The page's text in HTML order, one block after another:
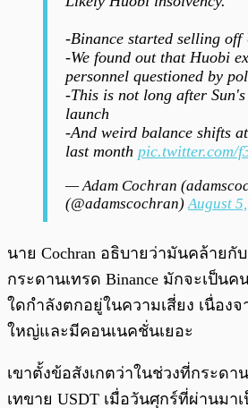
-Binance started selling off
-We found out that Huobi
personnel questioned by
-This is not long after
launch
-And weird balance shifts
last month pic.twitter.com/
— Adam Cochran
(@adamscochran)August
นาย Cochran อธิบายว่ามันคล้ายกั
กระดานเทรด Binance มักจะเป็น
ใดกำลังตกอยู่ในความเสี่ยง เนื่อง
ใหญ่และมีคอนเนคชั่นเยอะ
เขาตั้งข้อสังเกตว่าในช่วงที่กระดา
เทขาย USDT เมื่อวันศุกร์ที่ผ่านมา